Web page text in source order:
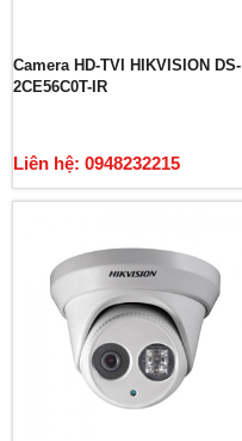
Camera HD-TVI HIKVISION DS-
2CE56C0T-IR
Liên hệ: 0948232215